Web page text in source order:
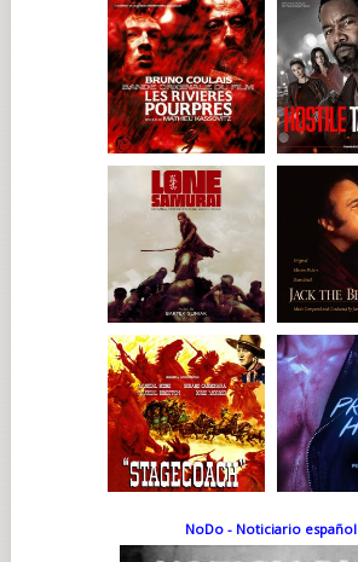
NoDo - Noticiario español